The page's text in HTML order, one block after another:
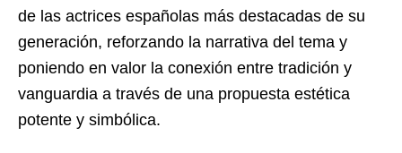
de las actrices españolas más destacadas de su
generación, reforzando la narrativa del tema y
poniendo en valor la conexión entre tradición y
vanguardia a través de una propuesta estética
potente y simbólica.